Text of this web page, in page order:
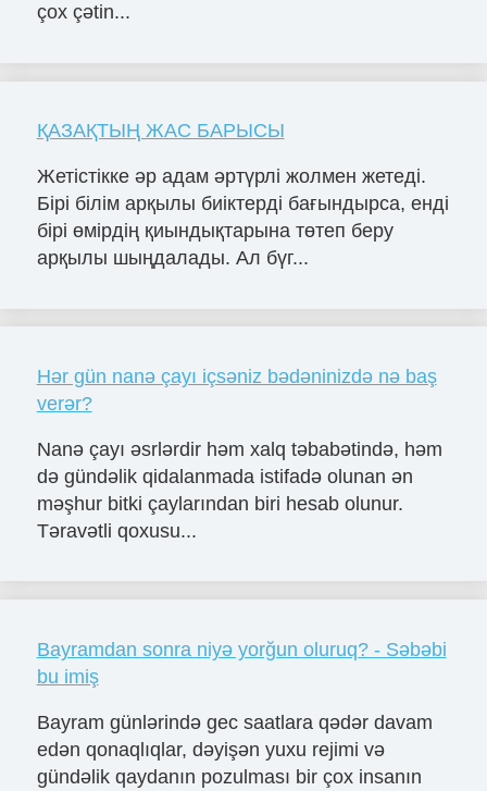
çox çətin...
ҚАЗАҚТЫҢ ЖАС БАРЫСЫ
Жетістікке әр адам әртүрлі жолмен жетеді.
Бірі білім арқылы биіктерді бағындырса, енді
бірі өмірдің қиындықтарына төтеп беру
арқылы шыңдалады. Ал бүг...
Hər gün nanə çayı içsəniz bədəninizdə nə baş
verər?
Nanə çayı əsrlərdir həm xalq təbabətində, həm
də gündəlik qidalanmada istifadə olunan ən
məşhur bitki çaylarından biri hesab olunur.
Təravətli qoxusu...
Bayramdan sonra niyə yorğun oluruq? - Səbəbi
bu imiş
Bayram günlərində gec saatlara qədər davam
edən qonaqlıqlar, dəyişən yuxu rejimi və
gündəlik qaydanın pozulması bir çox insanın